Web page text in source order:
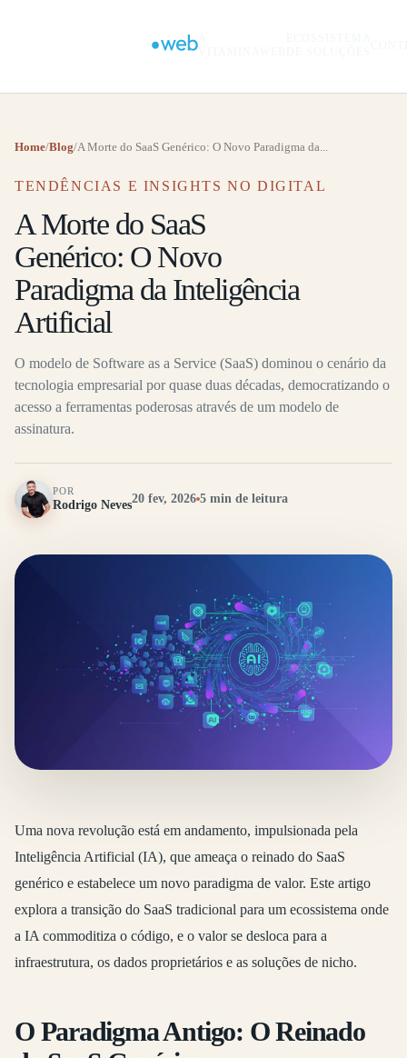
Home/Blog/A Morte do SaaS Genérico: O Novo Paradigma da...
TENDÊNCIAS E INSIGHTS NO DIGITAL
A Morte do SaaS
Genérico: O Novo
Paradigma da Inteligência
Artificial
O modelo de Software as a Service (SaaS) dominou o cenário da
tecnologia empresarial por quase duas décadas, democratizando o
acesso a ferramentas poderosas através de um modelo de
assinatura.
POR
Rodrigo Neves20 fev, 2026 5 min de leitura
Uma nova revolução está em andamento, impulsionada pela
Inteligência Artificial (IA), que ameaça o reinado do SaaS
genérico e estabelece um novo paradigma de valor. Este artigo
explora a transição do SaaS tradicional para um ecossistema onde
a IA commoditiza o código, e o valor se desloca para a
infraestrutura, os dados proprietários e as soluções de nicho.
O Paradigma Antigo: O Reinado